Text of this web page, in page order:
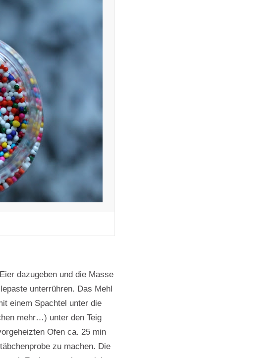
dazugeben und die Masse
unterrühren. Das Mehl
einem Spachtel unter die
mehr…) unter den Teig
Ofen ca. 25 min
zu machen. Die